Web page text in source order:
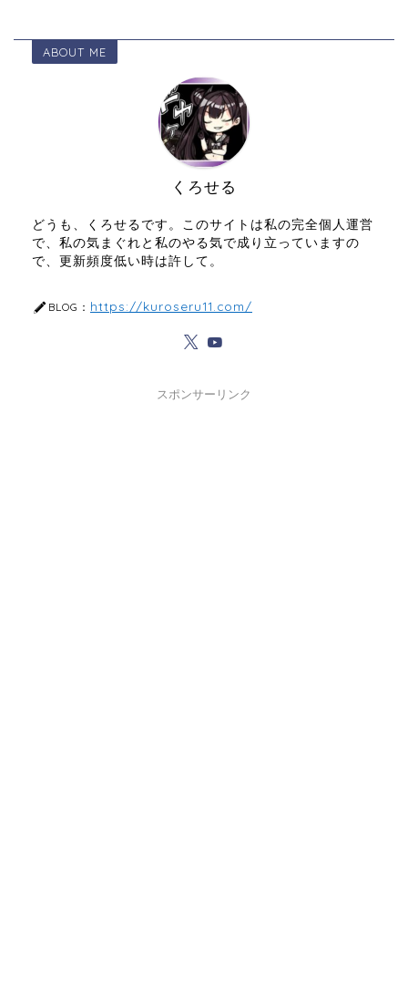
ABOUT ME
くろせる
どうも、くろせるです。このサイトは私の完全個人運営
で、私の気まぐれと私のやる気で成り立っていますの
で、更新頻度低い時は許して。
BLOG： https://kuroseru11.com/
スポンサーリンク